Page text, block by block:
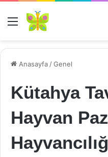
Menü
Anasayfa /Genel
Kütahya
Hayvan